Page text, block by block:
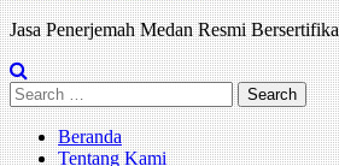
Jasa Penerjemah Medan Resmi
Search
for:
Beranda
Tentang Kami